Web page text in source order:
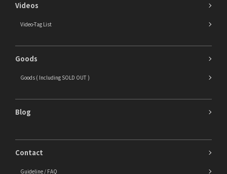
Videos
Video-Tag List
Goods
Goods ( Including SOLD OUT )
Blog
Contact
Guideline / FAQ